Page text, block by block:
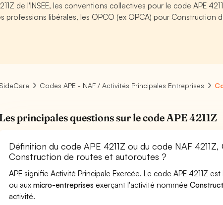
de l'INSEE, les conventions collectives pour le code APE
professions libérales, les OPCO (ex OPCA) pour Construction
SideCare Codes APE - NAF / Activités Principales Entreprises
Les principales questions sur le code APE 4211Z
Définition du code APE 4211Z ou du code NAF
Construction de routes et autoroutes ?
APE signifie Activité Principale Exercée. Le code APE 4211Z
ou auxmicro-entreprises exerçant l'activité nommée
activité.